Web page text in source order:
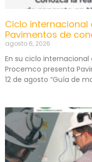
Ciclo internacional
Pavimentos de
agosto 6, 2026
En su ciclo
Procemco presenta
12 de agosto “Guía de